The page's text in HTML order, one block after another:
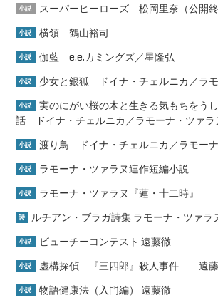
小説 スーパーヒーローズ 松岡里奈（公開終
小説 横領 鶴山裕司
小説 伽藍 e.e.カミングズ／星隆弘
小説 少女と銀狐 ドイナ・チェルニカ／ラ
小説
実のにがい桜の木と生きる気もちをう
話 ドイナ・チェルニカ／ラモーナ・ツァラ
小説 渡り鳥 ドイナ・チェルニカ／ラモー
小説 ラモーナ・ツァラヌ連作短編小説
小説 ラモーナ・ツァラヌ『蓮・十二時』
詩 ルチアン・ブラガ詩集 ラモーナ・ツァラ
小説 ビューチーコンテスト 遠藤徹
小説 虚構探偵―『三四郎』殺人事件― 遠
小説 物語健康法（入門編） 遠藤徹